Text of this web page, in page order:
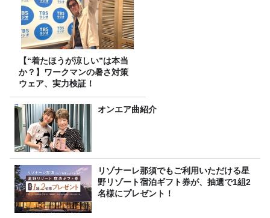
【“着たほうが涼しい”は本当
か？】ワークマンの暑さ対策
ウェア、実力検証！
オンエア曲紹介
リゾナーレ那須でもご利用いただける星
野リゾート宿泊ギフト券が、抽選で1組2
名様にプレゼント！